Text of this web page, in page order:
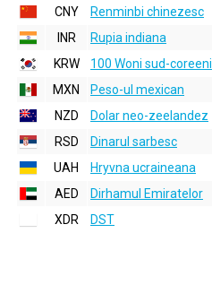
CNY
Renminbi chinezesc
INR
Rupia indiana
KRW
100 Woni sud-coreeni
MXN
Peso-ul mexican
NZD
Dolar neo-zeelandez
RSD
Dinarul sarbesc
UAH
Hryvna ucraineana
AED
Dirhamul Emiratelor
XDR
DST